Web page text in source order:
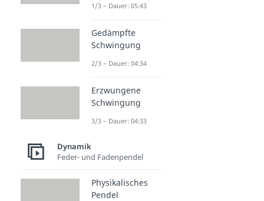
1/3 – Dauer: 05:43
Gedämpfte
Schwingung
2/3 – Dauer: 04:34
Erzwungene
Schwingung
3/3 – Dauer: 04:33
Dynamik
Feder- und Fadenpendel
Physikalisches
Pendel